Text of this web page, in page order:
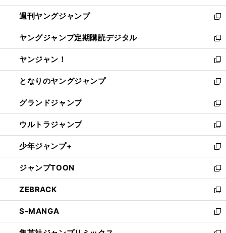
開
く
ウ
で
開
く
ン
ド
ウ
で
開
く
ウ
ィ
ン
ド
ウ
で
開
く
週刊ヤングジャンプ
新
し
い
ウ
ィ
ン
ド
ウ
で
開
く
ヤングジャンプ定期購読デジタル
新
し
い
ウ
ィ
ン
ド
ウ
で
開
く
ヤンジャン！
新
し
い
ウ
ィ
ン
ド
ウ
で
開
く
となりのヤングジャンプ
新
し
い
ウ
ィ
ン
ド
ウ
で
開
く
グランドジャンプ
新
し
い
ウ
ィ
ン
ド
ウ
で
開
く
ウルトラジャンプ
新
し
い
ウ
ィ
ン
ド
ウ
で
開
少年ジャンプ+
新
し
い
ウ
ィ
ン
ド
ウ
ジャンプTOON
新
し
い
ウ
ィ
ン
ZEBRACK
新
し
い
ウ
S-MANGA
新
し